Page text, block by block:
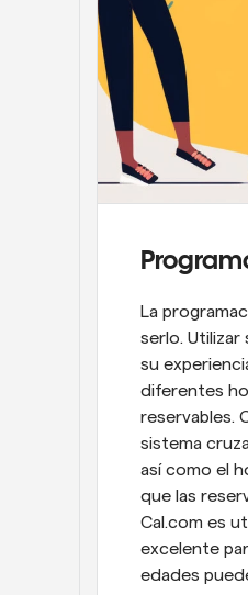
La
serlo.
su
diferentes
reservables.
sistema
así como el
que las
Cal.com es
excelente
edades